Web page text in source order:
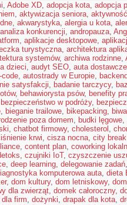
, Adobe XD, adopcja kota, adopcja
, aktywizacja seniora,
, akwarystyka, alergia u kota,
analiza konkurencji, andropauza,
, aplikacje desktopowe,
turystyczna, architektura
systemów, archiwa rodzinne,
dzieci, audyt SEO, auta dostawcze
, autostrady w Europie,
satysfakcji, badanie tarczycy,
, behawiorysta psów, benefity
bezpieczeństwo w podróży,
, bieganie trailowe, bikepacking,
poza domem, budki lęgowe,
, chatbot firmowy, cholesterol ,
krwi, cisza nocna, city
, content plan, coworking
, czujniki IoT, czyszczenie
, deep learning, delegowanie zadań
komputerowa auta, dieta
, dom kultury, dom letniskowy,
dla zwierząt, domek całoroczny,
firm, dożynki, drapak dla kota,